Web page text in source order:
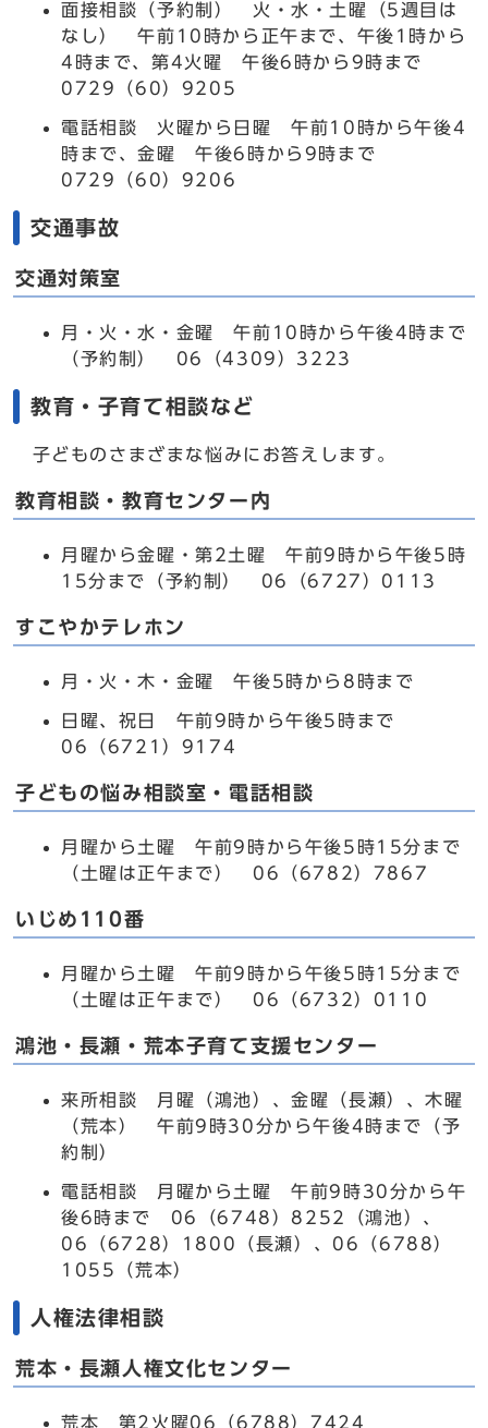
面接相談（予約制） 火・水・土曜（5週目は
なし） 午前10時から正午まで、午後1時から
4時まで、第4火曜 午後6時から9時まで
0729（60）9205
電話相談 火曜から日曜 午前10時から午後4
時まで、金曜 午後6時から9時まで
0729（60）9206
交通事故
交通対策室
月・火・水・金曜 午前10時から午後4時まで
（予約制） 06（4309）3223
教育・子育て相談など
子どものさまざまな悩みにお答えします。
教育相談・教育センター内
月曜から金曜・第2土曜 午前9時から午後5時
15分まで（予約制） 06（6727）0113
すこやかテレホン
月・火・木・金曜 午後5時から8時まで
日曜、祝日 午前9時から午後5時まで
06（6721）9174
子どもの悩み相談室・電話相談
月曜から土曜 午前9時から午後5時15分まで
（土曜は正午まで） 06（6782）7867
いじめ110番
月曜から土曜 午前9時から午後5時15分まで
（土曜は正午まで） 06（6732）0110
鴻池・長瀬・荒本子育て支援センター
来所相談 月曜（鴻池）、金曜（長瀬）、木曜
（荒本） 午前9時30分から午後4時まで（予
約制）
電話相談 月曜から土曜 午前9時30分から午
後6時まで 06（6748）8252（鴻池）、
06（6728）1800（長瀬）、06（6788）
1055（荒本）
人権法律相談
荒本・長瀬人権文化センター
荒本 第2火曜06（6788）7424